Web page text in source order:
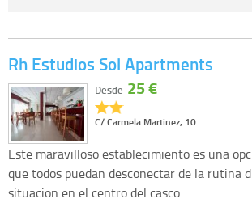
Rh Estudios Sol Apartments
C/ Carmela Martinez, 10
Desde 25 €
Este maravilloso establecimiento es una
que todos puedan desconectar de la rutina
situacion en el centro del casco…